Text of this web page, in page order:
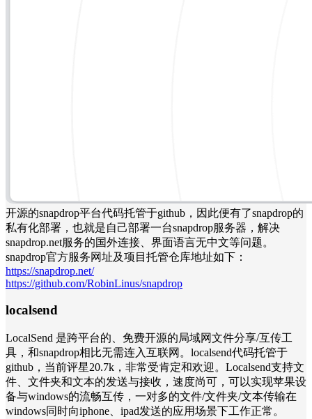
开源的snapdrop平台代码托管于github，因此便有了snapdrop的
私有化部署，也就是自己部署一台snapdrop服务器，解决
snapdrop.net服务的国外连接、界面语言无中文等问题。
snapdrop官方服务网址及项目托管仓库地址如下：
https://snapdrop.net/
https://github.com/RobinLinus/snapdrop
localsend
LocalSend 是跨平台的、免费开源的局域网文件分享/互传工
具，和snapdrop相比无需连入互联网。localsend代码托管于
github，当前评星20.7k，非常受肯定和欢迎。Localsend支持文
件、文件夹和文本的发送与接收，速度尚可，可以实现苹果设
备与windows的流畅互传，一对多的文件/文件夹/文本传输在
windows同时向iphone、ipad发送的应用场景下工作正常。